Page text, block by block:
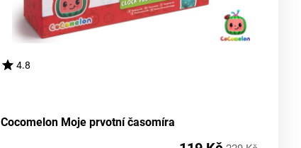
4.8
Cocomelon Moje prvotní časomíra